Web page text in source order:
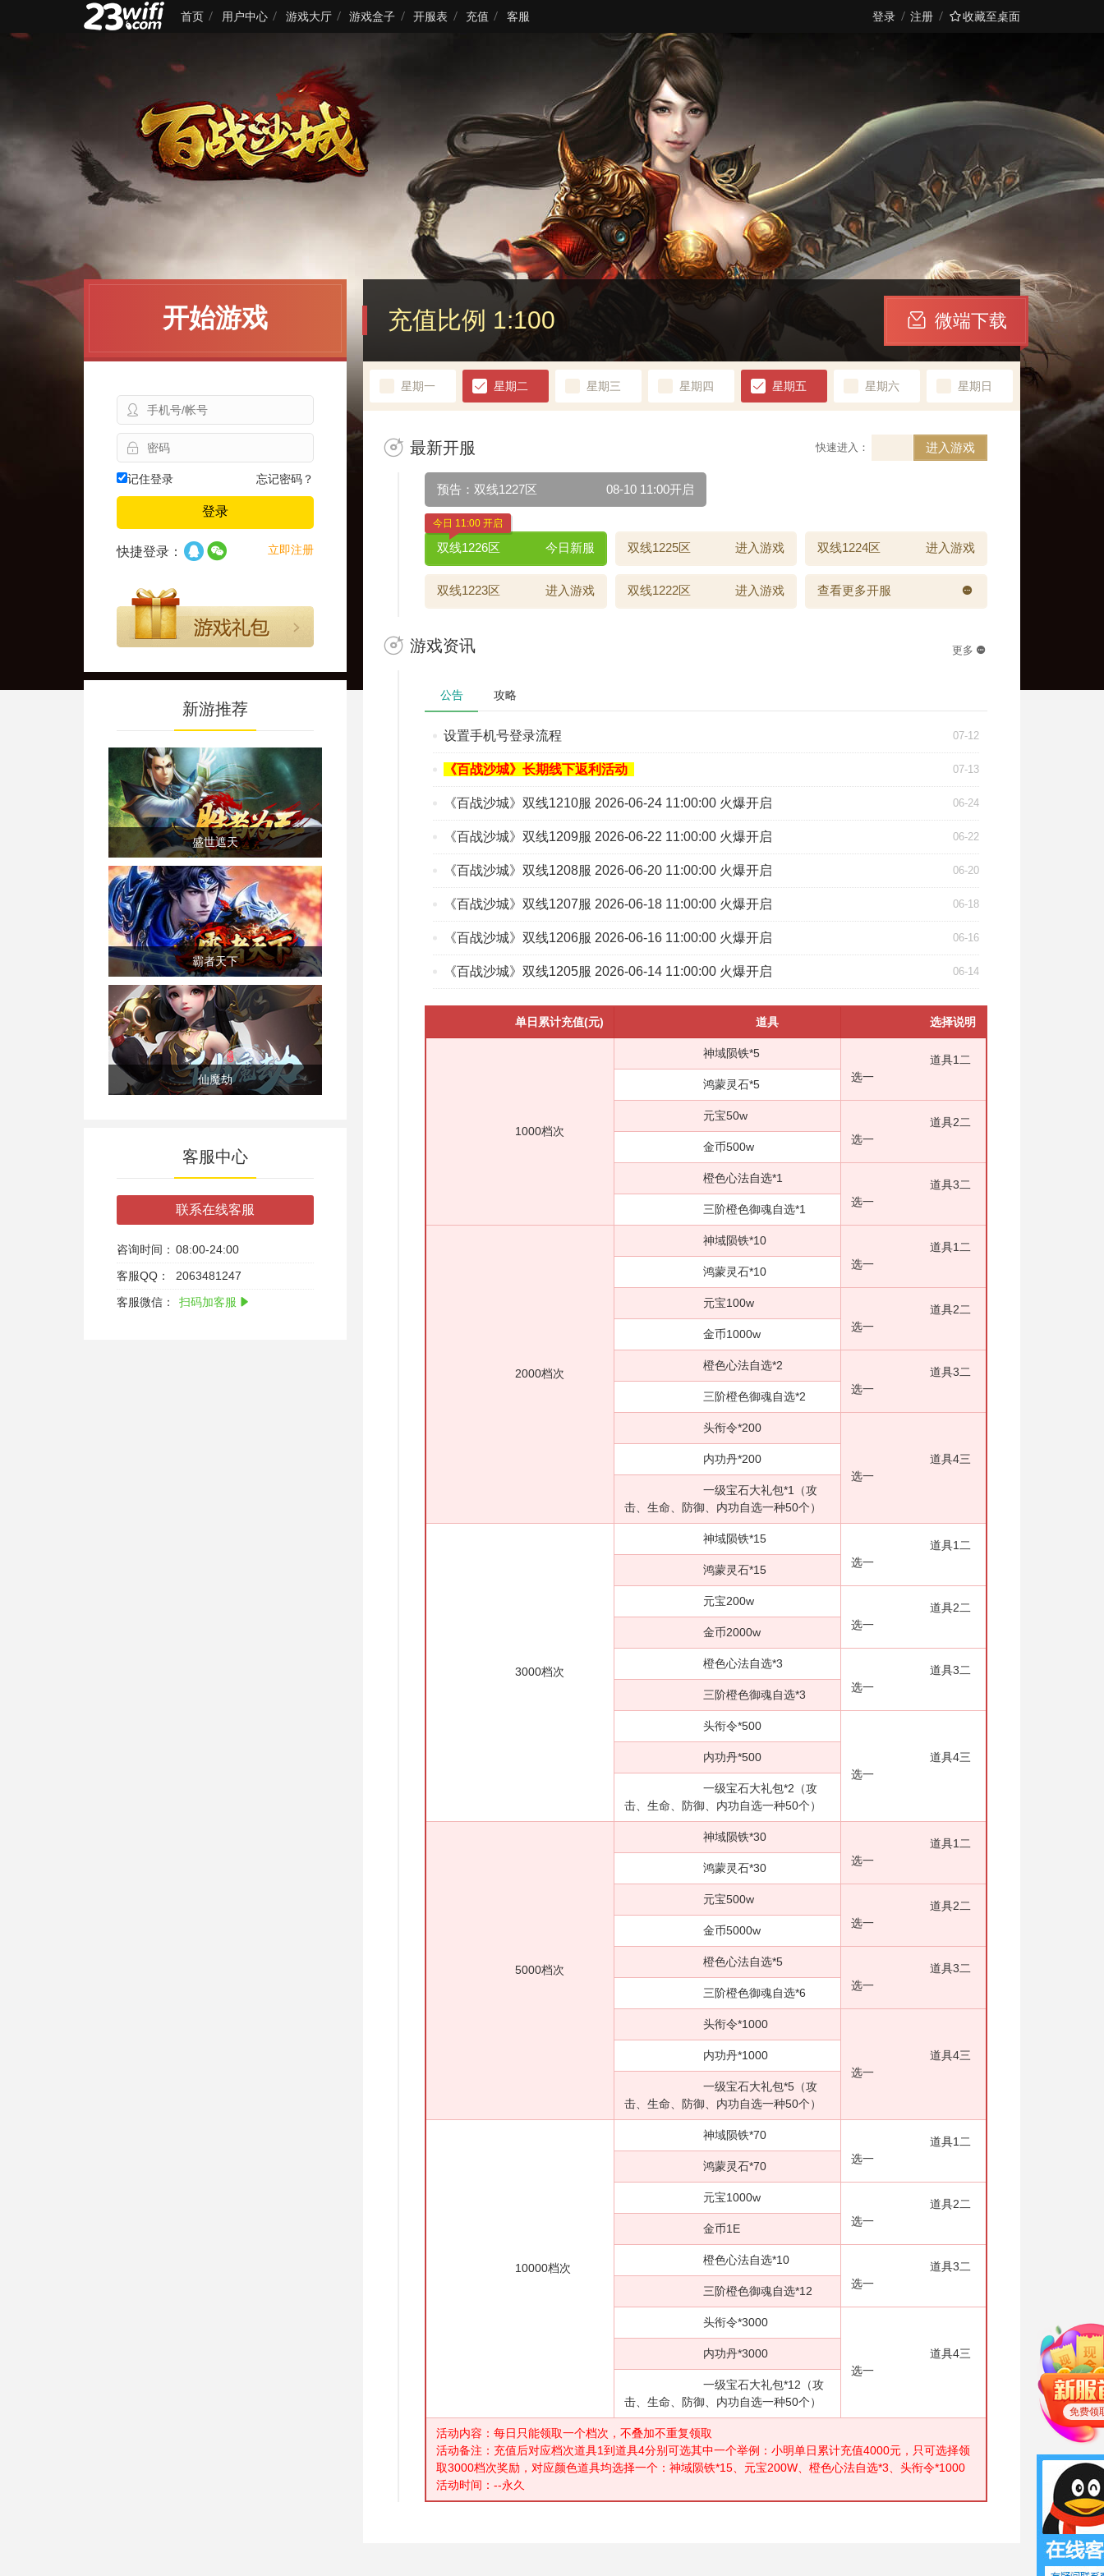
首页 用户中心 游戏大厅 游戏盒子 开服表 充值 客服 登录 注册 收藏至桌面
充值比例 1:100 微端下载
星期一 星期二 星期三 星期四 星期五 星期六 星期日
最新开服 快速进入： 进入游戏
预告：双线1227区 08-10 11:00开启
双线1226区 今日新服
今日 11:00 开启
双线1225区 进入游戏 双线1224区 进入游戏
双线1223区 进入游戏 双线1222区 进入游戏 查看更多开服
游戏资讯 更多
公告 攻略
07-12
设置手机号登录流程
07-13
《百战沙城》长期线下返利活动
06-24
《百战沙城》双线1210服 2026-06-24 11:00:00 火爆开启
06-22
《百战沙城》双线1209服 2026-06-22 11:00:00 火爆开启
06-20
《百战沙城》双线1208服 2026-06-20 11:00:00 火爆开启
06-18
《百战沙城》双线1207服 2026-06-18 11:00:00 火爆开启
06-16
《百战沙城》双线1206服 2026-06-16 11:00:00 火爆开启
06-14
《百战沙城》双线1205服 2026-06-14 11:00:00 火爆开启
单日累计充值(元) 道具 选择说明
1000档次
神域陨铁*5
道具1二
选一
鸿蒙灵石*5
元宝50w
道具2二
选一
金币500w
橙色心法自选*1
道具3二
选一
三阶橙色御魂自选*1
2000档次
神域陨铁*10
道具1二
选一
鸿蒙灵石*10
元宝100w
道具2二
选一
金币1000w
橙色心法自选*2
道具3二
选一
三阶橙色御魂自选*2
头衔令*200
道具4三
选一
内功丹*200
一级宝石大礼包*1（攻
击、生命、防御、内功自选一种50个）
3000档次
神域陨铁*15
道具1二
选一
鸿蒙灵石*15
元宝200w
道具2二
选一
金币2000w
橙色心法自选*3
道具3二
选一
三阶橙色御魂自选*3
头衔令*500
道具4三
选一
内功丹*500
一级宝石大礼包*2（攻
击、生命、防御、内功自选一种50个）
5000档次
神域陨铁*30
道具1二
选一
鸿蒙灵石*30
元宝500w
道具2二
选一
金币5000w
橙色心法自选*5
道具3二
选一
三阶橙色御魂自选*6
头衔令*1000
道具4三
选一
内功丹*1000
一级宝石大礼包*5（攻
击、生命、防御、内功自选一种50个）
10000档次
神域陨铁*70
道具1二
选一
鸿蒙灵石*70
元宝1000w
道具2二
选一
金币1E
橙色心法自选*10
道具3二
选一
三阶橙色御魂自选*12
头衔令*3000
道具4三
选一
内功丹*3000
一级宝石大礼包*12（攻
击、生命、防御、内功自选一种50个）
活动内容：每日只能领取一个档次，不叠加不重复领取
活动备注：充值后对应档次道具1到道具4分别可选其中一个举例：小明单日累计充值4000元，只可选择领
取3000档次奖励，对应颜色道具均选择一个：神域陨铁*15、元宝200W、橙色心法自选*3、头衔令*1000
活动时间：--永久
开始游戏
记住登录 忘记密码？
登录
立即注册
快捷登录：
新游推荐
盛世遮天
霸者天下
仙魔劫
客服中心
联系在线客服
咨询时间： 08:00-24:00
客服QQ：
2063481247
客服微信：
扫码加客服
免费领